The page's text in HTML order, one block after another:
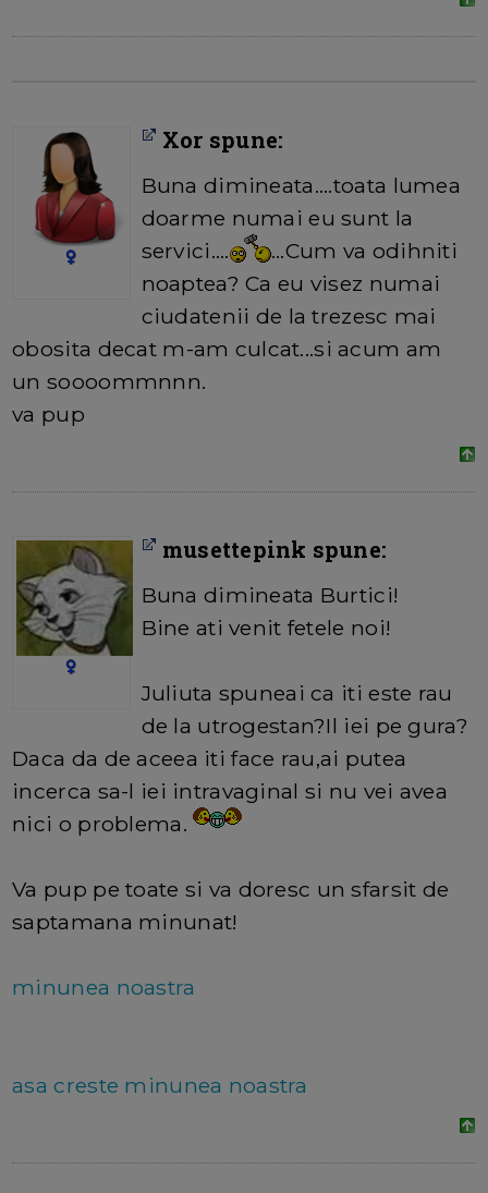
Xor spune:
Buna dimineata....toata lumea
doarme numai eu sunt la
servici....
...Cum va odihniti
noaptea? Ca eu visez numai
ciudatenii de la trezesc mai
obosita decat m-am culcat...si acum am
un soooommnnn.
va pup
musettepink spune:
Buna dimineata Burtici!
Bine ati venit fetele noi!
Juliuta spuneai ca iti este rau
de la utrogestan?Il iei pe gura?
Daca da de aceea iti face rau,ai putea
incerca sa-l iei intravaginal si nu vei avea
nici o problema.
Va pup pe toate si va doresc un sfarsit de
saptamana minunat!
minunea noastra
asa creste minunea noastra